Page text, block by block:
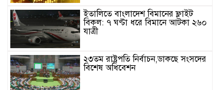
ইতালিতে বাংলাদেশ বিমানের ফ্লাইট
বিকল: ৭ ঘণ্টা ধরে বিমানে আটকা ২৬০
যাত্রী
২৩তম রাষ্ট্রপতি নির্বাচন,ডাকছে সংসদের
বিশেষ অধিবেশন